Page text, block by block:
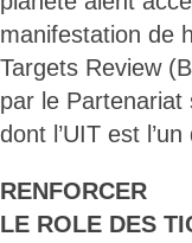
manifestation de
Targets Review
par le
dont l’UIT est
RENFORCER
LE ROLE DES